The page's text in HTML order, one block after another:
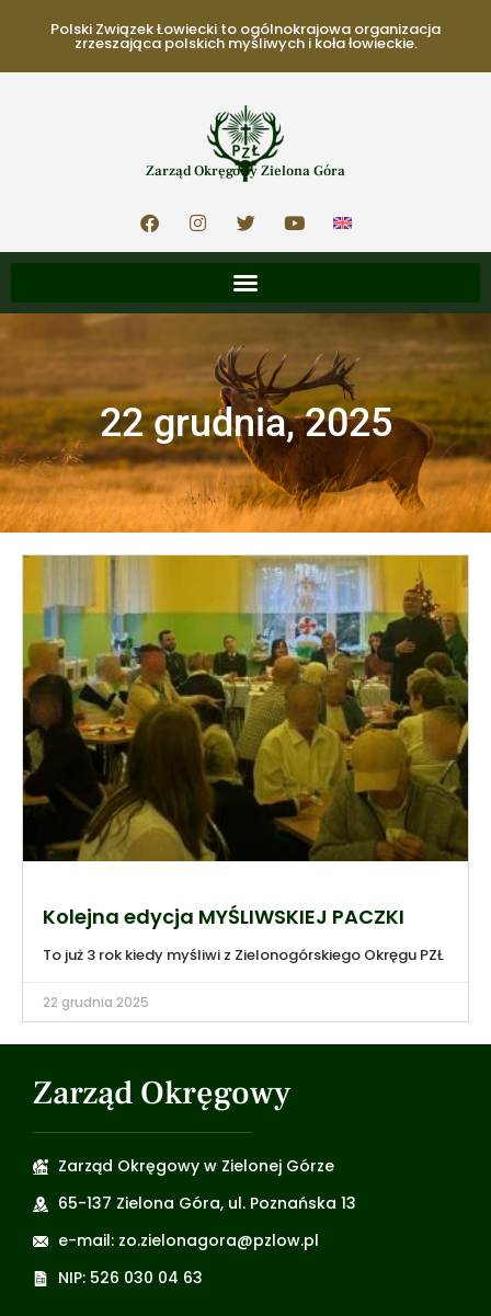
Polski Związek Łowiecki to ogólnokrajowa organizacja
zrzeszająca polskich myśliwych i koła łowieckie.
Zarząd Okręgowy Zielona Góra
22 grudnia, 2025
Kolejna edycja MYŚLIWSKIEJ PACZKI
To już 3 rok kiedy myśliwi z Zielonogórskiego Okręgu PZŁ
22 grudnia 2025
Zarząd Okręgowy
Zarząd Okręgowy w Zielonej Górze
65-137 Zielona Góra, ul. Poznańska 13
e-mail: zo.zielonagora@pzlow.pl
NIP: 526 030 04 63